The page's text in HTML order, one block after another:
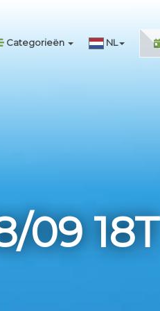
Categorieën NL
09 18T